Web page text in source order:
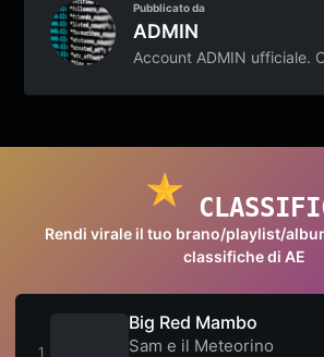
Pubblicato da
ADMIN
Account ADMIN ufficiale.
Rendi virale il tuo brano/playlist/
classifiche di AE
Big Red Mambo
Sam e il Meteorino